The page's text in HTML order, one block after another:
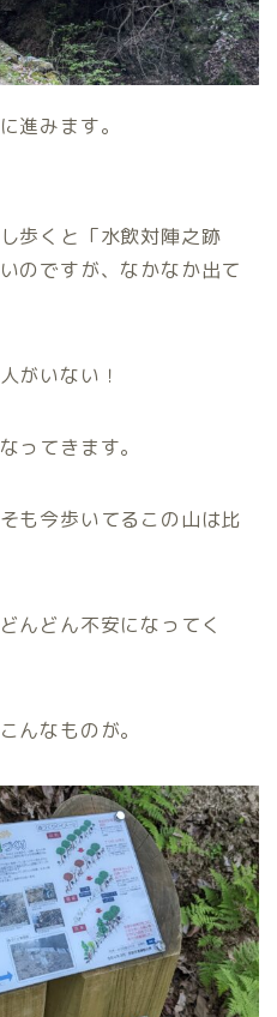
進みます。
歩くと「水飲対陣之跡
のですが、なかなか出て
がいない！
ってきます。
も今歩いてるこの山は比
んどん不安になってく
んなものが。